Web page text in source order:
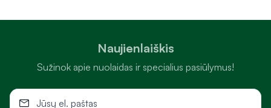
Naujienlaiškis
Sužinok apie nuolaidas ir specialius pasiūlymus!